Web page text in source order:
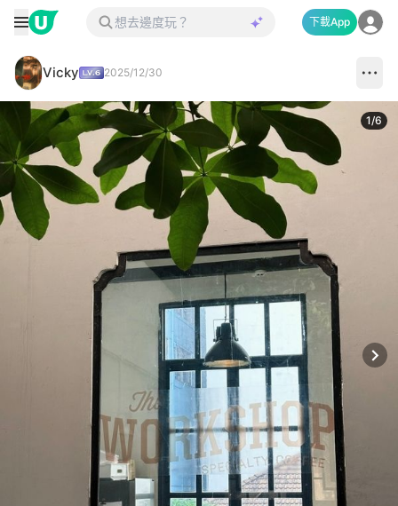
下載App
Vicky 2025/12/30
1/6